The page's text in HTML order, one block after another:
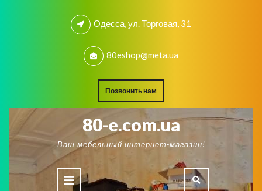
Одесса, ул. Торговая, 31
80eshop@meta.ua
Позвонить нам
A
QUOTE
80-e.com.ua
Ваш мебельный интернет-магазин!
Open